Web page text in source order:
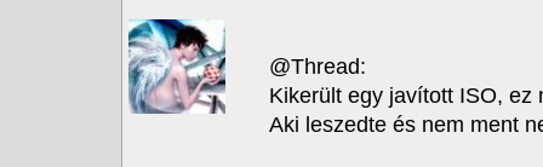
@Thread:
Kikerült egy javított ISO, ez
Aki leszedte és nem ment